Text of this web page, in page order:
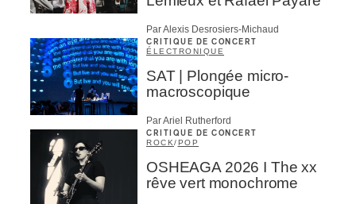
Par Alexis Desrosiers-Michaud
CRITIQUE DE CONCERT
ÉLECTRONIQUE
SAT | Plongée micro-
macroscopique
Par Ariel Rutherford
CRITIQUE DE CONCERT
ROCK/ POP
OSHEAGA 2026 I The xx
rêve vert monochrome